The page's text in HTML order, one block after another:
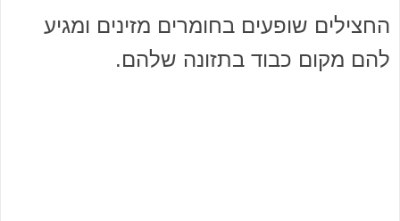
החצילים שופעים בחומרים מזינים ומגיע
להם מקום כבוד בתזונה שלהם.